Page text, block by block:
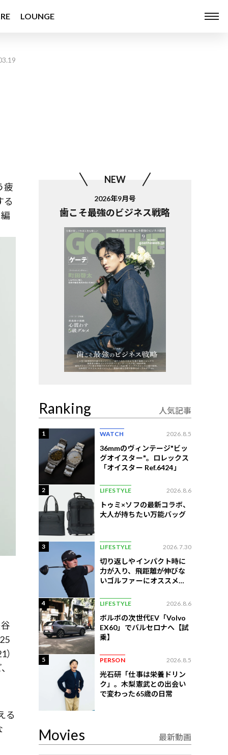
LOUNGE
疲
る
る
NEW
2026年9月号
歯こそ最強のビジネス戦略
Ranking 人気記事
1 WATCH 2026.8.5
36mmのヴィンテージ"ビッ
グオイスター"。ロレックス
「オイスター Ref.6424」
2 LIFESTYLE 2026.8.6
トゥミ×ソフの最新コラボ、
大人が持ちたい万能バッグ
3 LIFESTYLE 2026.7.30
切り返しやインパクト時に
力が入り、飛距離が伸びな
いゴルファーにオススメの
4 LIFESTYLE 2026.8.6
ボルボの次世代EV「Volvo
EX60」でバルセロナへ【試
乗】
5 PERSON 2026.8.5
光石研「仕事は栄養ドリン
ク」。木梨憲武との出会い
で変わった65歳の日常
Movies 最新動画